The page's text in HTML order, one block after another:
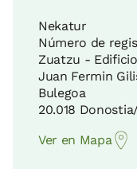
Nekatur
Número de
Zuatzu -
Juan Fermin
Bulegoa
20.018
Ver en Mapa